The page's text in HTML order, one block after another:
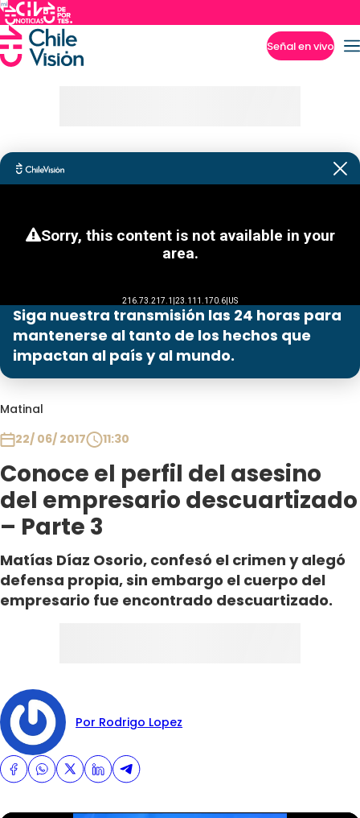
Señal en vivo
Siga nuestra transmisión las 24 horas para
mantenerse al tanto de los hechos que
impactan al país y al mundo.
Matinal
22/ 06/ 2017
11:30
Conoce el perfil del asesino
del empresario descuartizado
– Parte 3
Matías Díaz Osorio, confesó el crimen y alegó
defensa propia, sin embargo el cuerpo del
empresario fue encontrado descuartizado.
Por Rodrigo Lopez
Programas
Club De La Comedia
Contigo en Directo
Plan Perfecto
El Tiempo
Sabingo
Todos Los Programas